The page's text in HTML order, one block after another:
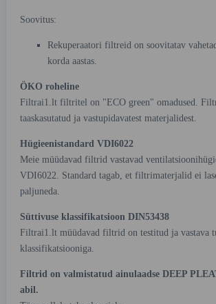
Soovitus:
Rekuperaatori filtreid on soovitatav
korda aastas.
ÖKO roheline
Filtrai1.lt filtritel on "ECO green" omadused.
taaskasutatud ja vastupidavatest materjalidest.
Hügieenistandard VDI6022
Meie müüdavad filtrid vastavad
VDI6022. Standard tagab, et filtrimaterjalid ei
paljuneda.
Süttivuse klassifikatsioon DIN53438
Filtrai1.lt müüdavad filtrid on testitud ja vastava
klassifikatsiooniga.
Filtrid on valmistatud ainulaadse DEEP
abil.